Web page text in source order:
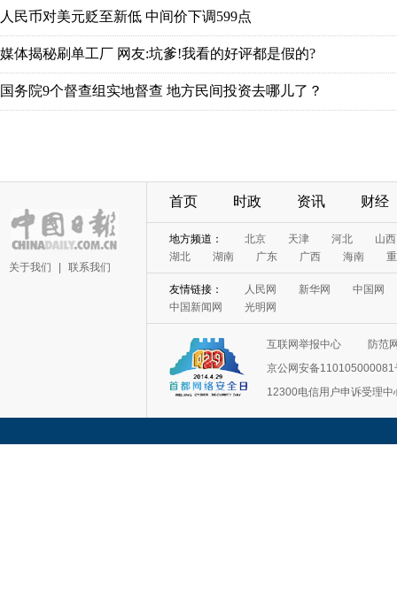
关于我们 联系我们
首页 时政 资讯 财经
互联网举报中心
防范
京公网安备110105000081
12300电信用户申诉受理中